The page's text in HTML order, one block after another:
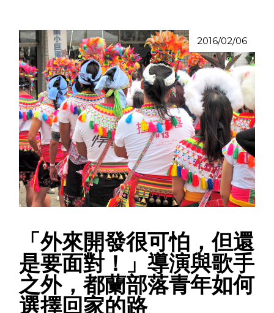
2016/02/06
「外來開發很可怕，但還
是要面對！」導演與歌手
之外，都蘭部落青年如何
選擇回家的路